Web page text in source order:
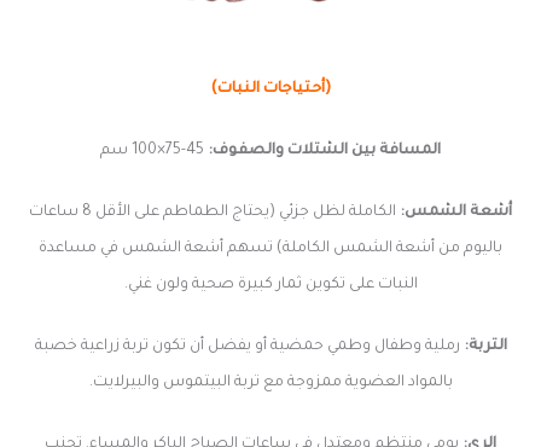
(أحتياجات النبات)
المسافة بين الشتلات والصفوف:
أشعة الشمس: الكاملة لظل جزئي (يحتاج الطماطم على الأقل 8 ساعات
باليوم من أشعة الشمس الكاملة) تسهم أشعة الشمس في مساعدة
النبات على تكوين ثمار كبيرة صحية ولون غني.
التربة: رملية وطفال وطمي حمضية أو يفضل أن تكون تربة زراعية خصبة
بالمواد العضوية ممزوجة مع تربة البيتموس والبيرلايت.